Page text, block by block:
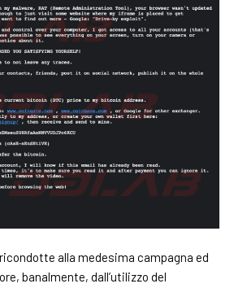
alla medesima campagna ed
banalmente, dall’utilizzo del